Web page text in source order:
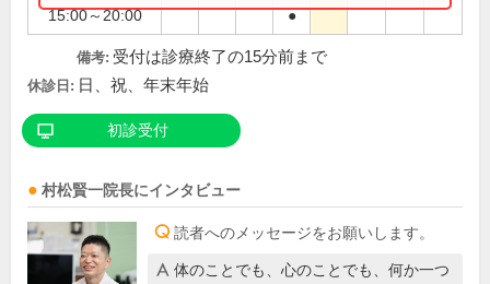
15:00～20:00 ●
備考: 受付は診療終了の15分前まで
休診日: 日、祝、年末年始
初診受付
村松賢一院長にインタビュー
読者へのメッセージをお願いします。
体のことでも、心のことでも、何か一つ